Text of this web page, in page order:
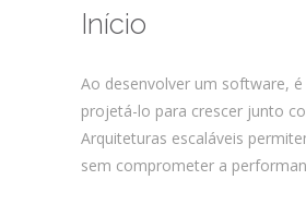
Início
Ao desenvolver um software, é
projetá-lo para crescer junto
Arquiteturas escaláveis
sem comprometer a